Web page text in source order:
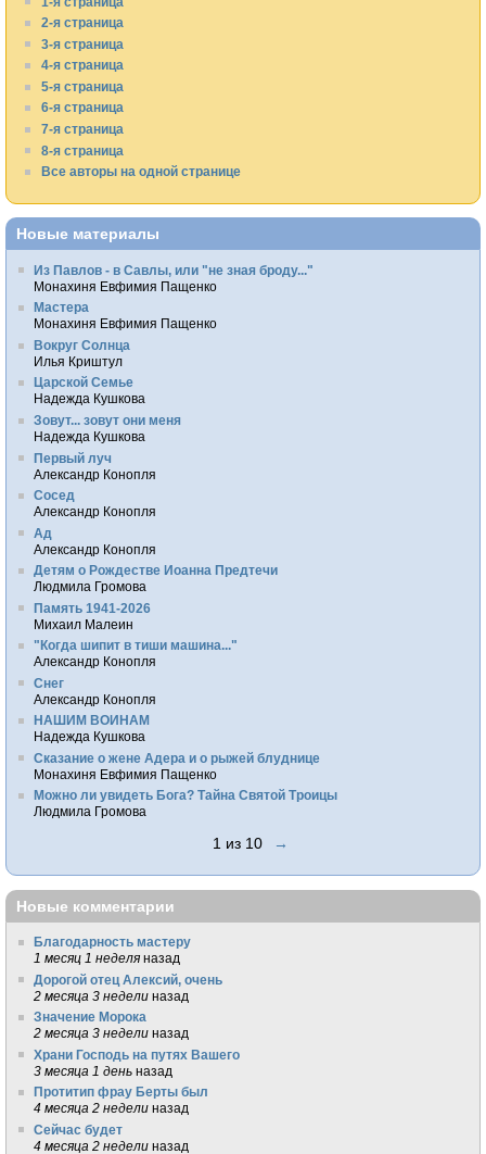
2-я страница
3-я страница
4-я страница
5-я страница
6-я страница
7-я страница
8-я страница
Все авторы на одной странице
Новые материалы
Из Павлов - в Савлы, или "не зная броду..."
Монахиня Евфимия Пащенко
Мастера
Монахиня Евфимия Пащенко
Вокруг Солнца
Илья Криштул
Царской Семье
Надежда Кушкова
Зовут... зовут они меня
Надежда Кушкова
Первый луч
Александр Конопля
Сосед
Александр Конопля
Ад
Александр Конопля
Детям о Рождестве Иоанна Предтечи
Людмила Громова
Память 1941-2026
Михаил Малеин
"Когда шипит в тиши машина..."
Александр Конопля
Снег
Александр Конопля
НАШИМ ВОИНАМ
Надежда Кушкова
Сказание о жене Адера и о рыжей блуднице
Монахиня Евфимия Пащенко
Можно ли увидеть Бога? Тайна Святой Троицы
Людмила Громова
1 из 10 →
Новые комментарии
Благодарность мастеру
1 месяц 1 неделя назад
Дорогой отец Алексий, очень
2 месяца 3 недели назад
Значение Морока
2 месяца 3 недели назад
Храни Господь на путях Вашего
3 месяца 1 день назад
Протитип фрау Берты был
4 месяца 2 недели назад
Сейчас будет
4 месяца 2 недели назад